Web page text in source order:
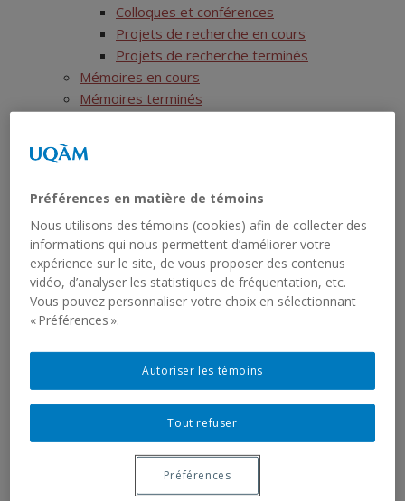
Colloques et conférences
Projets de recherche en cours
Projets de recherche terminés
Mémoires en cours
Mémoires terminés
Postdoctorats
Ressources
SIRS
Liste des jeux de données
Liste des rapports sériels
RCHTQ
Numéros
Autres publications du RCHTQ
Cyberexposition : Déjouer la fatalité
Réseau institutionnel
Fiches institutions Montréal
Préférences en matière de témoins
Nous utilisons des témoins (cookies) afin de collecter des
informations qui nous permettent d’améliorer votre
expérience sur le site, de vous proposer des contenus
vidéo, d’analyser les statistiques de fréquentation, etc.
Vous pouvez personnaliser votre choix en sélectionnant
« Préférences ».
Tout refuser
Autoriser les témoins
Préférences